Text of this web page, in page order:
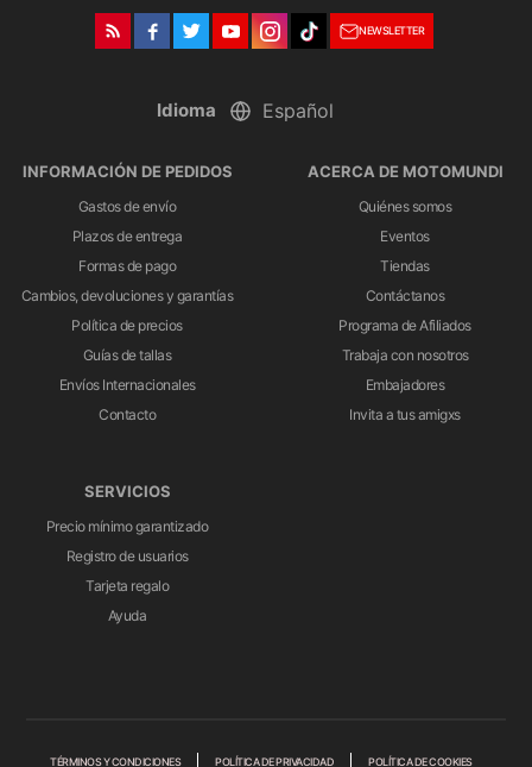
NEWSLETTER
Idioma
INFORMACIÓN DE PEDIDOS
Gastos de envío
Plazos de entrega
Formas de pago
Cambios, devoluciones y garantías
Política de precios
Guías de tallas
Envíos Internacionales
Contacto
ACERCA DE MOTOMUNDI
Quiénes somos
Eventos
Tiendas
Contáctanos
Programa de Afiliados
Trabaja con nosotros
Embajadores
Invita a tus amigxs
SERVICIOS
Precio mínimo garantizado
Registro de usuarios
Tarjeta regalo
Ayuda
TÉRMINOS Y CONDICIONES POLÍTICA DE PRIVACIDAD POLÍTICA DE COOKIES